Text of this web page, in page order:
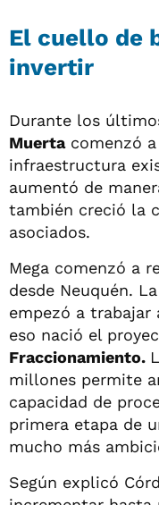
El cuello de
invertir
Durante los
Muertacomenzó a
infraestructura
aumentó de
también creció la
asociados.
Mega comenzó a
desde Neuquén.
empezó a trabajar
eso nació el
Fraccionamiento.
millones permite
capacidad de
primera etapa de
mucho más
Según explicó